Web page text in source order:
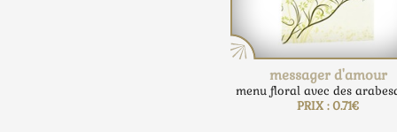
messager d'amour
menu floral avec des
PRIX : 0.71€